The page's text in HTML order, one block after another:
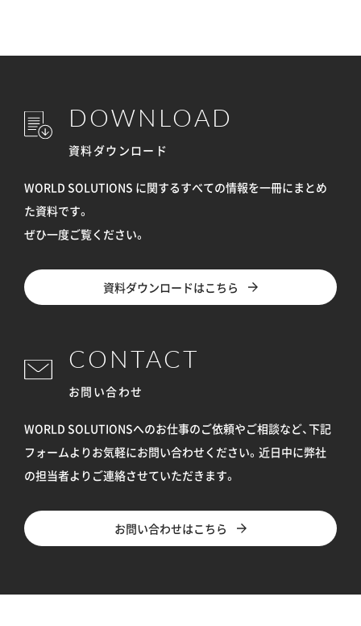
DOWNLOAD
資料ダウンロード
WORLD SOLUTIONS に関するすべての情報を一冊にまとめ
た資料です。
ぜひ一度ご覧ください。
資料ダウンロードはこちら
CONTACT
お問い合わせ
WORLD SOLUTIONSへのお仕事のご依頼やご相談など、下記
フォームよりお気軽にお問い合わせください。 近日中に弊社
の担当者よりご連絡させていただきます。
お問い合わせはこちら